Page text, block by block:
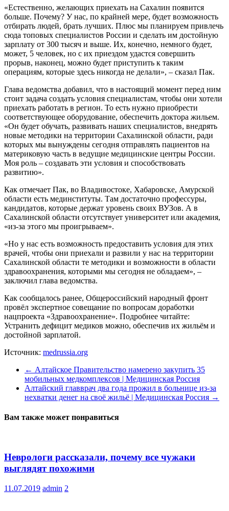
«Естественно, желающих приехать на Сахалин появится
больше. Почему? У нас, по крайней мере, будет возможность
отбирать людей, брать лучших. Плюс мы планируем привлечь
сюда топовых специалистов России и сделать им достойную
зарплату от 300 тысяч и выше. Их, конечно, немного будет,
может, 5 человек, но с их приездом удастся совершить
прорыв, наконец, можно будет приступить к таким
операциям, которые здесь никогда не делали», – сказал Пак.
Глава ведомства добавил, что в настоящий момент перед ним
стоит задача создать условия специалистам, чтобы они хотели
приехать работать в регион. То есть нужно приобрести
соответствующее оборудование, обеспечить доктора жильем.
«Он будет обучать, развивать наших специалистов, внедрять
новые методики на территории Сахалинской области, ради
которых мы вынуждены сегодня отправлять пациентов на
материковую часть в ведущие медицинские центры России.
Моя роль – создавать эти условия и способствовать
развитию».
Как отмечает Пак, во Владивостоке, Хабаровске, Амурской
области есть мединституты. Там достаточно профессуры,
кандидатов, которые держат уровень своих ВУЗов. А в
Сахалинской области отсутствует университет или академия,
«из-за этого мы проигрываем».
«Но у нас есть возможность предоставить условия для этих
врачей, чтобы они приехали и развили у нас на территории
Сахалинской области те методики и возможности в области
здравоохранения, которыми мы сегодня не обладаем», –
заключил глава ведомства.
Как сообщалось ранее, Общероссийский народный фронт
провёл экспертное совещание по вопросам доработки
нацпроекта «Здравоохранение». Подробнее читайте:
Устранить дефицит медиков можно, обеспечив их жильём и
достойной зарплатой.
Источник: medrussia.org
← Алтайское Правительство намерено закупить 35
мобильных медкомплексов | Медицинская Россия
Алтайский главврач два года прожил в больнице из-за
нехватки денег на своё жильё | Медицинская Россия →
Вам также может понравиться
Неврологи рассказали, почему все чужаки
выглядят похожими
11.07.2019 admin 2